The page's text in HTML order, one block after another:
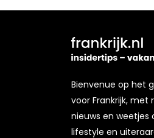
Bienvenue op het
voor Frankrijk, met
nieuws en weetjes
lifestyle en